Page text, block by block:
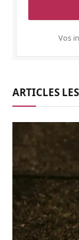
Vos
ARTICLES